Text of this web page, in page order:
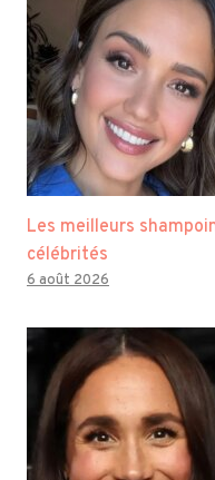
Les meilleurs
célébrités
6 août 2026